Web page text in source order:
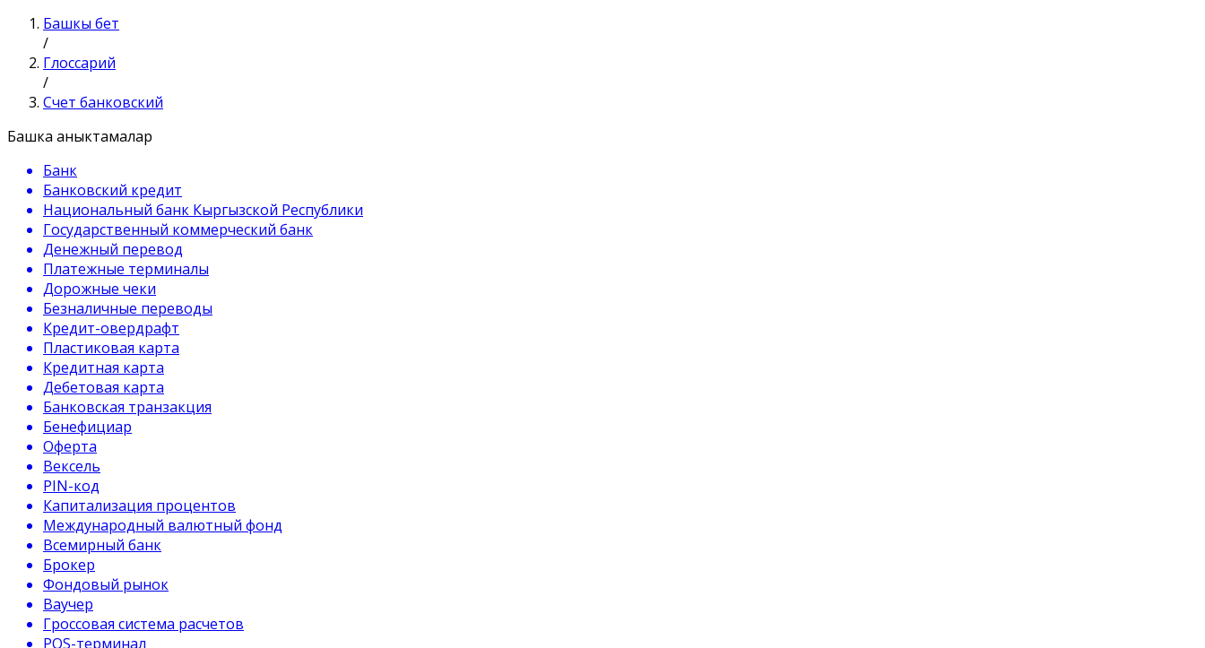
Башкы бет
/
Глоссарий
/
Счет банковский
Башка аныктамалар
Банк
Банковский кредит
Национальный банк Кыргызской Республики
Государственный коммерческий банк
Денежный перевод
Платежные терминалы
Дорожные чеки
Безналичные переводы
Кредит-овердрафт
Пластиковая карта
Кредитная карта
Дебетовая карта
Банковская транзакция
Бенефициар
Оферта
Вексель
PIN-код
Капитализация процентов
Международный валютный фонд
Всемирный банк
Брокер
Фондовый рынок
Ваучер
Гроссовая система расчетов
POS-терминал